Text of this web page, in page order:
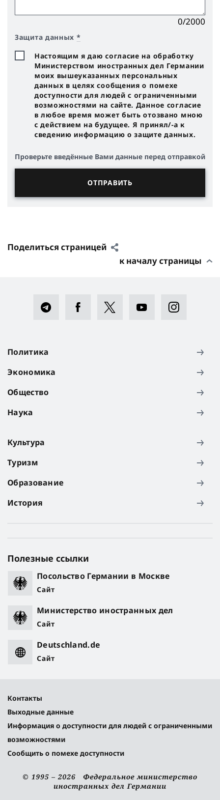
0/2000
Защита данных *
Настоящим я даю согласие на обработку
Министерством иностранных дел Германии
моих вышеуказанных персональных
данных в целях сообщения о помехе
доступности для людей с ограниченными
возможностями на сайте. Данное согласие
в любое время может быть отозвано мною
с действием на будущее. Я принял/-a к
сведению информацию о защите данных.
Проверьте введённые Вами данные перед отправкой
Поделиться страницей
к началу страницы
Политика
Экономика
Общество
Наука
Культура
Туризм
Образование
История
Полезные ссылки
Посольство Германии в Москве
Сайт
Министерство иностранных дел
Сайт
Deutschland.de
Сайт
Контакты
Выходные данные
Информация о доступности для людей с ограниченными
возможностями
Сообщить о помехе доступности
© 1995 – 2026 Федеральное министерство
иностранных дел Германии